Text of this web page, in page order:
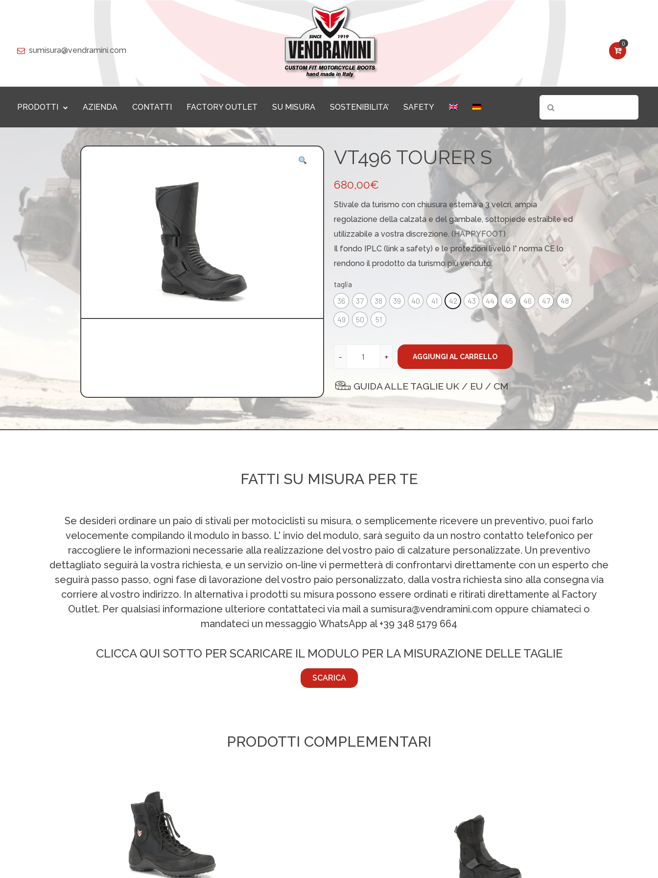
sumisura@vendramini.com
0
PRODOTTI AZIENDA CONTATTI FACTORY OUTLET SU MISURA SOSTENIBILITA’ SAFETY
VT496 TOURER S
680,00€
Stivale da turismo con chiusura esterna a 3 velcri, ampia
regolazione della calzata e del gambale, sottopiede estraibile ed
utilizzabile a vostra discrezione. (HAPPYFOOT)
Il fondo IPLC (link a safety) e le protezioni livello I° norma CE lo
rendono il prodotto da turismo più venduto.
taglia
36
37 38 39 40 41 42 43 44 45 46 47
48
49
50 51
AGGIUNGI AL CARRELLO
GUIDA ALLE TAGLIE UK / EU / CM
FATTI SU MISURA PER TE
Se desideri ordinare un paio di stivali per motociclisti su misura, o semplicemente ricevere un preventivo, puoi farlo
velocemente compilando il modulo in basso. L' invio del modulo, sarà seguito da un nostro contatto telefonico per
raccogliere le informazioni necessarie alla realizzazione del vostro paio di calzature personalizzate. Un preventivo
dettagliato seguirà la vostra richiesta, e un servizio on-line vi permetterà di confrontarvi direttamente con un esperto che
seguirà passo passo, ogni fase di lavorazione del vostro paio personalizzato, dalla vostra richiesta sino alla consegna via
corriere al vostro indirizzo. In alternativa i prodotti su misura possono essere ordinati e ritirati direttamente al Factory
Outlet. Per qualsiasi informazione ulteriore contattateci via mail a sumisura@vendramini.com oppure chiamateci o
mandateci un messaggio WhatsApp al +39 348 5179 664
CLICCA QUI SOTTO PER SCARICARE IL MODULO PER LA MISURAZIONE DELLE TAGLIE
SCARICA
PRODOTTI COMPLEMENTARI